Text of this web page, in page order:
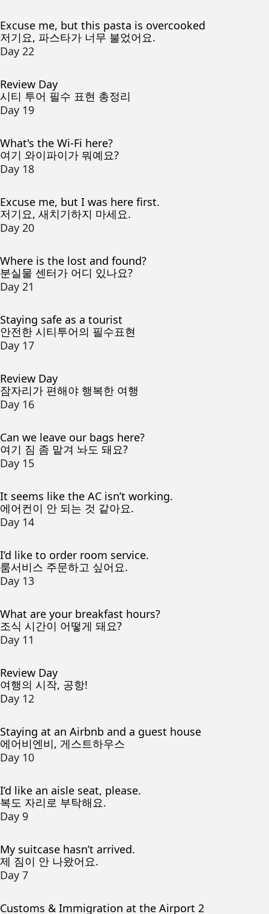
Excuse me, but this pasta is overcooked
저기요, 파스타가 너무 불었어요.
Day 22
Review Day
시티 투어 필수 표현 총정리
Day 19
What's the Wi-Fi here?
여기 와이파이가 뭐예요?
Day 18
Excuse me, but I was here first.
저기요, 새치기하지 마세요.
Day 20
Where is the lost and found?
분실물 센터가 어디 있나요?
Day 21
Staying safe as a tourist
안전한 시티투어의 필수표현
Day 17
Review Day
잠자리가 편해야 행복한 여행
Day 16
Can we leave our bags here?
여기 짐 좀 맡겨 놔도 돼요?
Day 15
It seems like the AC isn’t working.
에어컨이 안 되는 것 같아요.
Day 14
I’d like to order room service.
룸서비스 주문하고 싶어요.
Day 13
What are your breakfast hours?
조식 시간이 어떻게 돼요?
Day 11
Review Day
여행의 시작, 공항!
Day 12
Staying at an Airbnb and a guest house
에어비엔비, 게스트하우스
Day 10
I’d like an aisle seat, please.
복도 자리로 부탁해요.
Day 9
My suitcase hasn’t arrived.
제 짐이 안 나왔어요.
Day 7
Customs & Immigration at the Airport 2